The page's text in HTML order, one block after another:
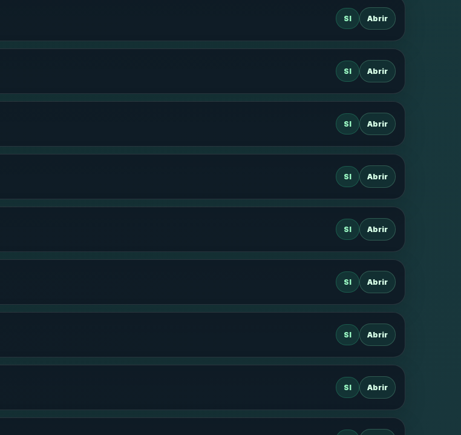
SI Abrir
SI Abrir
SI Abrir
SI Abrir
SI Abrir
SI Abrir
SI Abrir
SI Abrir